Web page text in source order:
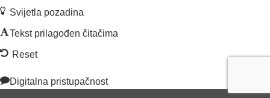
Svijetla pozadina
Tekst prilagođen čitačima
Reset
Digitalna pristupačnost